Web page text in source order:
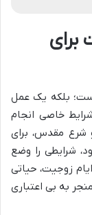
برای
بلکه یک عمل
خاصی انجام
و شرع مقدس، برای
شرایطی را وضع
زوجیت، حیاتی
به بی اعتباری